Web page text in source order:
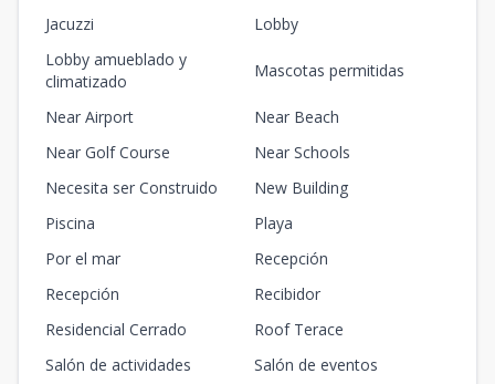
Jacuzzi
Lobby
Lobby amueblado y
climatizado
Mascotas permitidas
Near Airport
Near Beach
Near Golf Course
Near Schools
Necesita ser Construido
New Building
Piscina
Playa
Por el mar
Recepción
Recepción
Recibidor
Residencial Cerrado
Roof Terace
Salón de actividades
Salón de eventos